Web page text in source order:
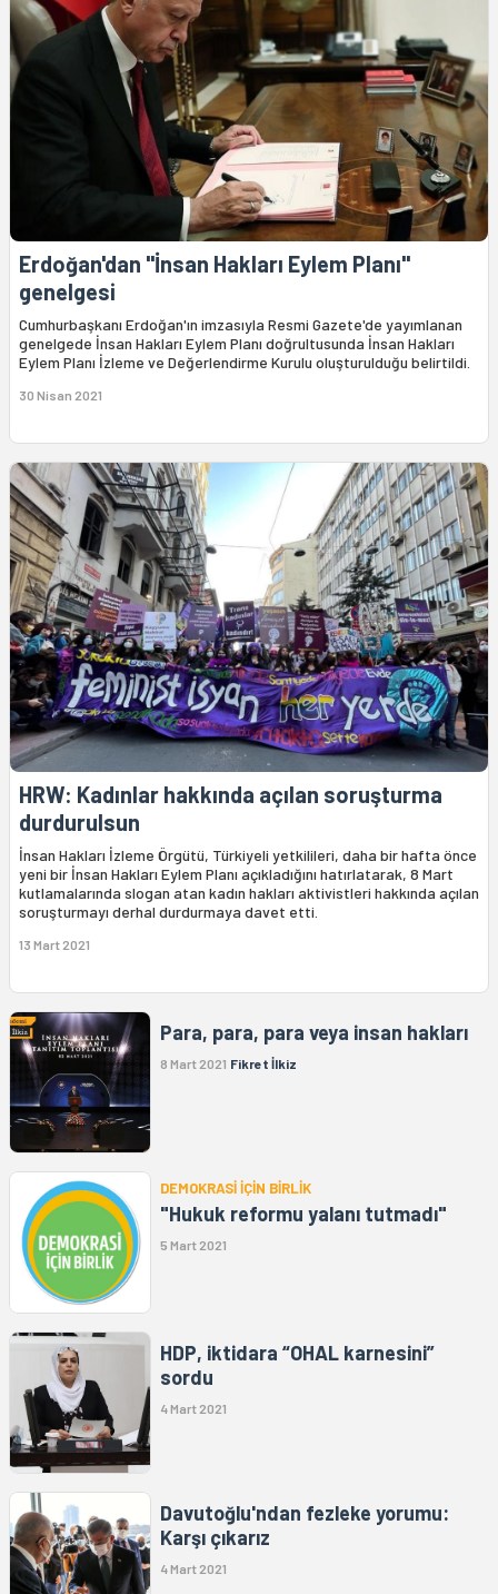
Erdoğan'dan "İnsan Hakları Eylem Planı"
genelgesi
Cumhurbaşkanı Erdoğan'ın imzasıyla Resmi Gazete'de yayımlanan
genelgede İnsan Hakları Eylem Planı doğrultusunda İnsan Hakları
Eylem Planı İzleme ve Değerlendirme Kurulu oluşturulduğu belirtildi.
30 Nisan 2021
HRW: Kadınlar hakkında açılan soruşturma
durdurulsun
İnsan Hakları İzleme Örgütü, Türkiyeli yetkilileri, daha bir hafta önce
yeni bir İnsan Hakları Eylem Planı açıkladığını hatırlatarak, 8 Mart
kutlamalarında slogan atan kadın hakları aktivistleri hakkında açılan
soruşturmayı derhal durdurmaya davet etti.
13 Mart 2021
Para, para, para veya insan hakları
8 Mart 2021 Fikret İlkiz
DEMOKRASİ İÇİN BİRLİK
"Hukuk reformu yalanı tutmadı"
5 Mart 2021
HDP, iktidara “OHAL karnesini”
sordu
4 Mart 2021
Davutoğlu'ndan fezleke yorumu:
Karşı çıkarız
4 Mart 2021